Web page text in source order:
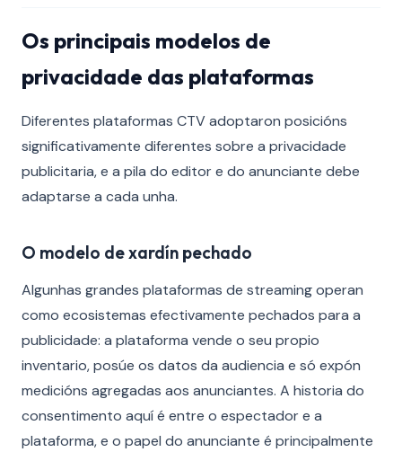
Os principais modelos de
privacidade das plataformas
Diferentes plataformas CTV adoptaron posicións
significativamente diferentes sobre a privacidade
publicitaria, e a pila do editor e do anunciante debe
adaptarse a cada unha.
O modelo de xardín pechado
Algunhas grandes plataformas de streaming operan
como ecosistemas efectivamente pechados para a
publicidade: a plataforma vende o seu propio
inventario, posúe os datos da audiencia e só expón
medicións agregadas aos anunciantes. A historia do
consentimento aquí é entre o espectador e a
plataforma, e o papel do anunciante é principalmente